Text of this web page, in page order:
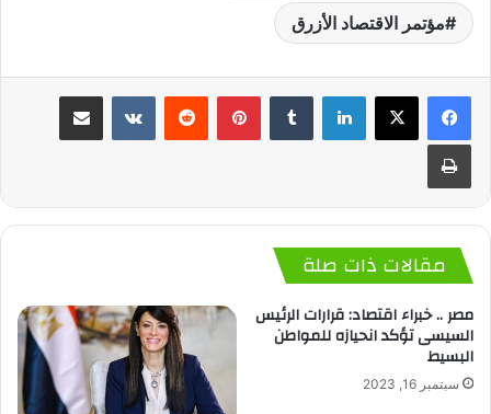
مؤتمر الاقتصاد الأزرق
لينكدإن بينتيريست
مقالات ذات صلة
مصر .. خبراء اقتصاد: قرارات الرئيس
السيسى تؤكد انحيازه للمواطن
البسيط
سبتمبر 16, 2023